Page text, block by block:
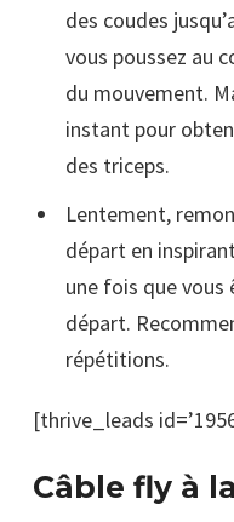
des coudes
vous poussez au
du mouvement.
instant pour
des triceps.
Lentement,
départ en
une fois que vous
départ.
répétitions.
[thrive_leads
Câble fly à